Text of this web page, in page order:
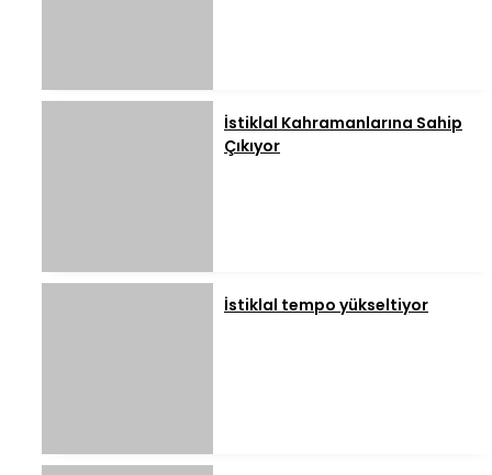
İstiklal Kahramanlarına Sahip
Çıkıyor
İstiklal tempo yükseltiyor